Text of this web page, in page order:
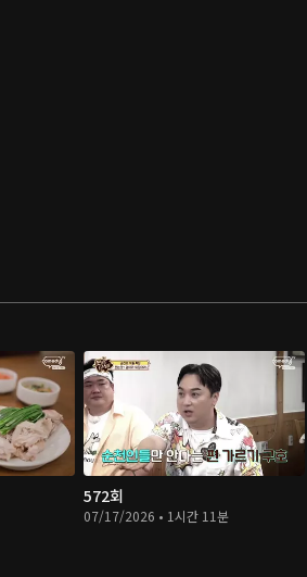
572회
07/17/2026 • 1시간 11분